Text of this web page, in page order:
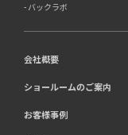
バックラボ
会社概要
ショールームのご案内
お客様事例